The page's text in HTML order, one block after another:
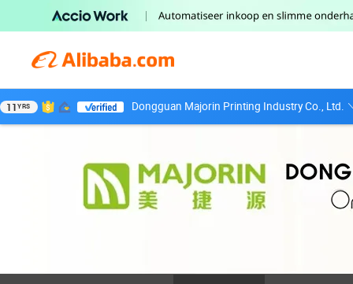
11YRS Dongguan Majorin Printing Industry Co., Ltd.